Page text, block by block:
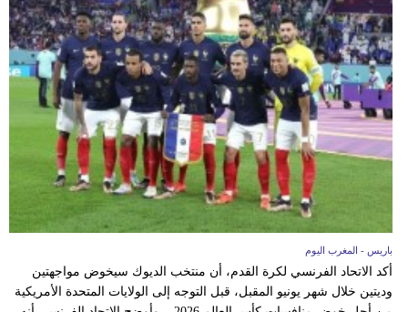
باريس - المغرب اليوم
أكد الاتحاد الفرنسي لكرة القدم، أن منتخب الديوك سيخوض مواجهتين
وديتين خلال شهر يونيو المقبل، قبل التوجه إلى الولايات المتحدة الأمريكية